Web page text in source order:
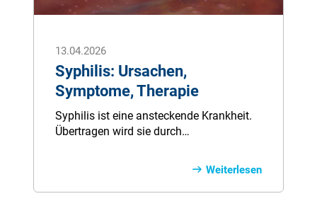
13.04.2026
Syphilis: Ursachen,
Symptome, Therapie
Syphilis ist eine ansteckende Krankheit.
Übertragen wird sie durch
Blutkontakt. Rechtzeitig entdeckt, kann
die Bakterieninfektion gut behandelt
werden und vollständig ausheilen.
Weiterlesen